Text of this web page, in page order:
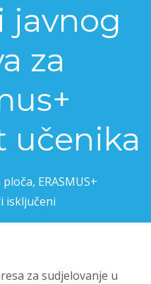
javnog
za
učenika
ploča, ERASMUS+
isključeni
za sudjelovanje u